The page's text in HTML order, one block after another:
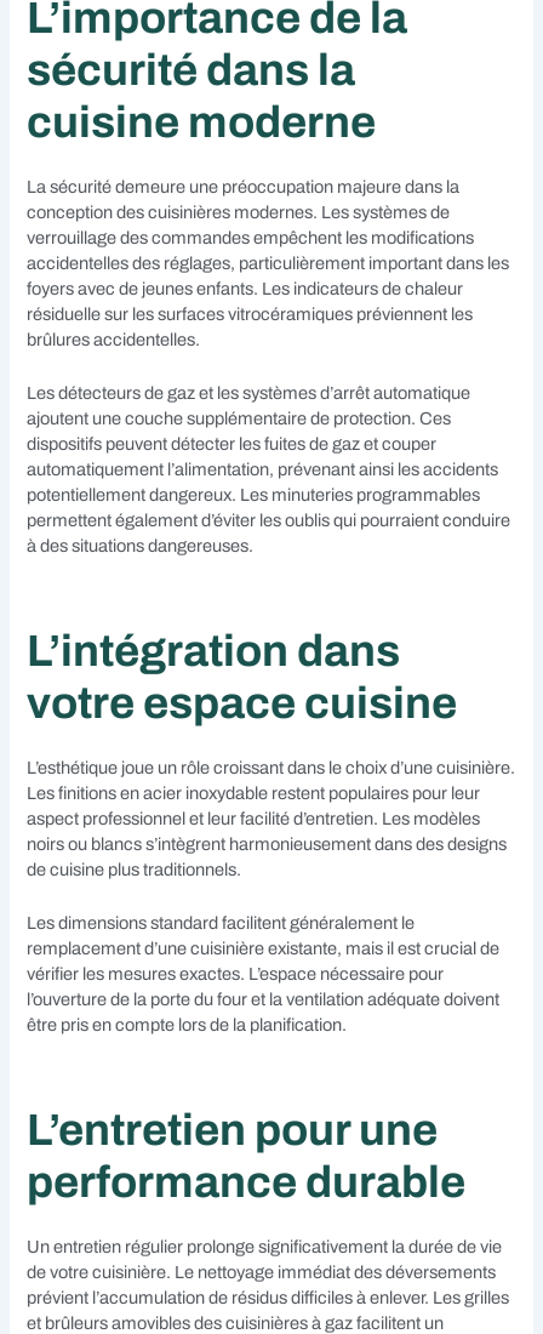
L’importance de la
sécurité dans la
cuisine moderne
La sécurité demeure une préoccupation majeure dans la
conception des cuisinières modernes. Les systèmes de
verrouillage des commandes empêchent les modifications
accidentelles des réglages, particulièrement important dans les
foyers avec de jeunes enfants. Les indicateurs de chaleur
résiduelle sur les surfaces vitrocéramiques préviennent les
brûlures accidentelles.
Les détecteurs de gaz et les systèmes d’arrêt automatique
ajoutent une couche supplémentaire de protection. Ces
dispositifs peuvent détecter les fuites de gaz et couper
automatiquement l’alimentation, prévenant ainsi les accidents
potentiellement dangereux. Les minuteries programmables
permettent également d’éviter les oublis qui pourraient conduire
à des situations dangereuses.
L’intégration dans
votre espace cuisine
L’esthétique joue un rôle croissant dans le choix d’une cuisinière.
Les finitions en acier inoxydable restent populaires pour leur
aspect professionnel et leur facilité d’entretien. Les modèles
noirs ou blancs s’intègrent harmonieusement dans des designs
de cuisine plus traditionnels.
Les dimensions standard facilitent généralement le
remplacement d’une cuisinière existante, mais il est crucial de
vérifier les mesures exactes. L’espace nécessaire pour
l’ouverture de la porte du four et la ventilation adéquate doivent
être pris en compte lors de la planification.
L’entretien pour une
performance durable
Un entretien régulier prolonge significativement la durée de vie
de votre cuisinière. Le nettoyage immédiat des déversements
prévient l’accumulation de résidus difficiles à enlever. Les grilles
et brûleurs amovibles des cuisinières à gaz facilitent un